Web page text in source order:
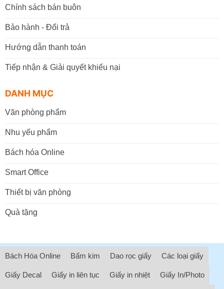
Chính sách bán buôn
Bảo hành - Đổi trả
Hướng dẫn thanh toán
Tiếp nhận & Giải quyết khiếu nại
DANH MỤC
Văn phòng phẩm
Nhu yếu phẩm
Bách hóa Online
Smart Office
Thiết bị văn phòng
Quà tặng
Bách Hóa Online Bấm kim Dao rọc giấy Các loại giấy
Giấy Decal Giấy in liên tục Giấy in nhiệt Giấy In/Photo